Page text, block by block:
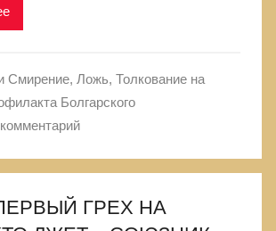
Смирение, Ложь, Толкование на
Болгарского
ГРЕХ НА